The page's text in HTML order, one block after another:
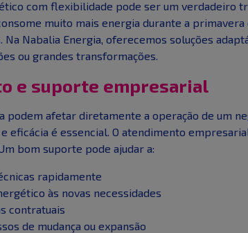
com flexibilidade pode ser um verdadeiro
muito mais energia durante a
Na Nabalia Energia, oferecemos soluções
ou grandes transformações.
e suporte empresarial
podem afetar diretamente a operação de um
eficácia é essencial. O atendimento
bom suporte pode ajudar a:
rapidamente
às novas necessidades
contratuais
de mudança ou expansão